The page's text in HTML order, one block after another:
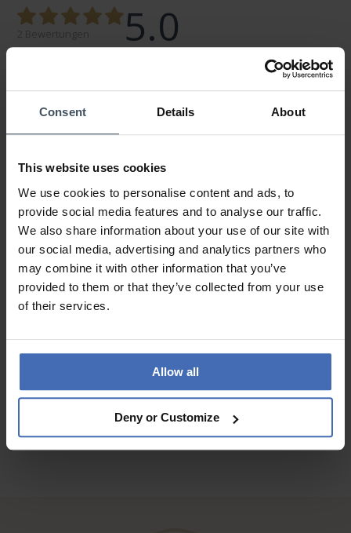
Consent Details About
This website uses cookies
We use cookies to personalise content and ads, to
provide social media features and to analyse our traffic.
We also share information about your use of our site with
our social media, advertising and analytics partners who
may combine it with other information that you’ve
provided to them or that they’ve collected from your use
of their services.
Allow all
Deny or Customize
5.0
0%
0%
Soddisfatta
Kundenmeinung von Paola
Samstag, 28. Oktober 2023
QUALITÄT
Bello